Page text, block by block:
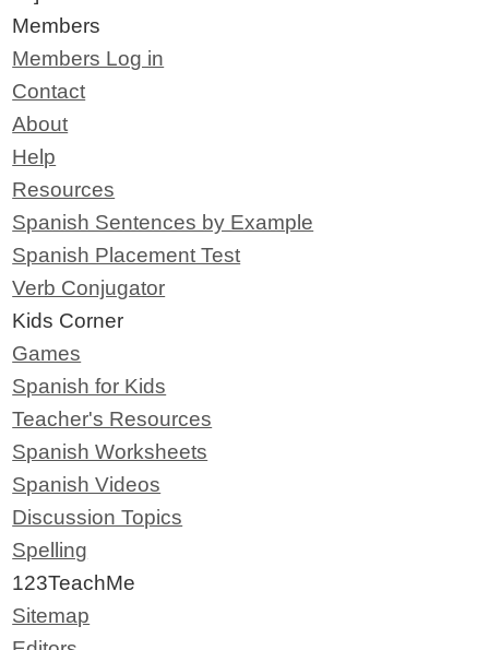
Members
Members Log in
Contact
About
Help
Resources
Spanish Sentences by Example
Spanish Placement Test
Verb Conjugator
Kids Corner
Games
Spanish for Kids
Teacher's Resources
Spanish Worksheets
Spanish Videos
Discussion Topics
Spelling
123TeachMe
Sitemap